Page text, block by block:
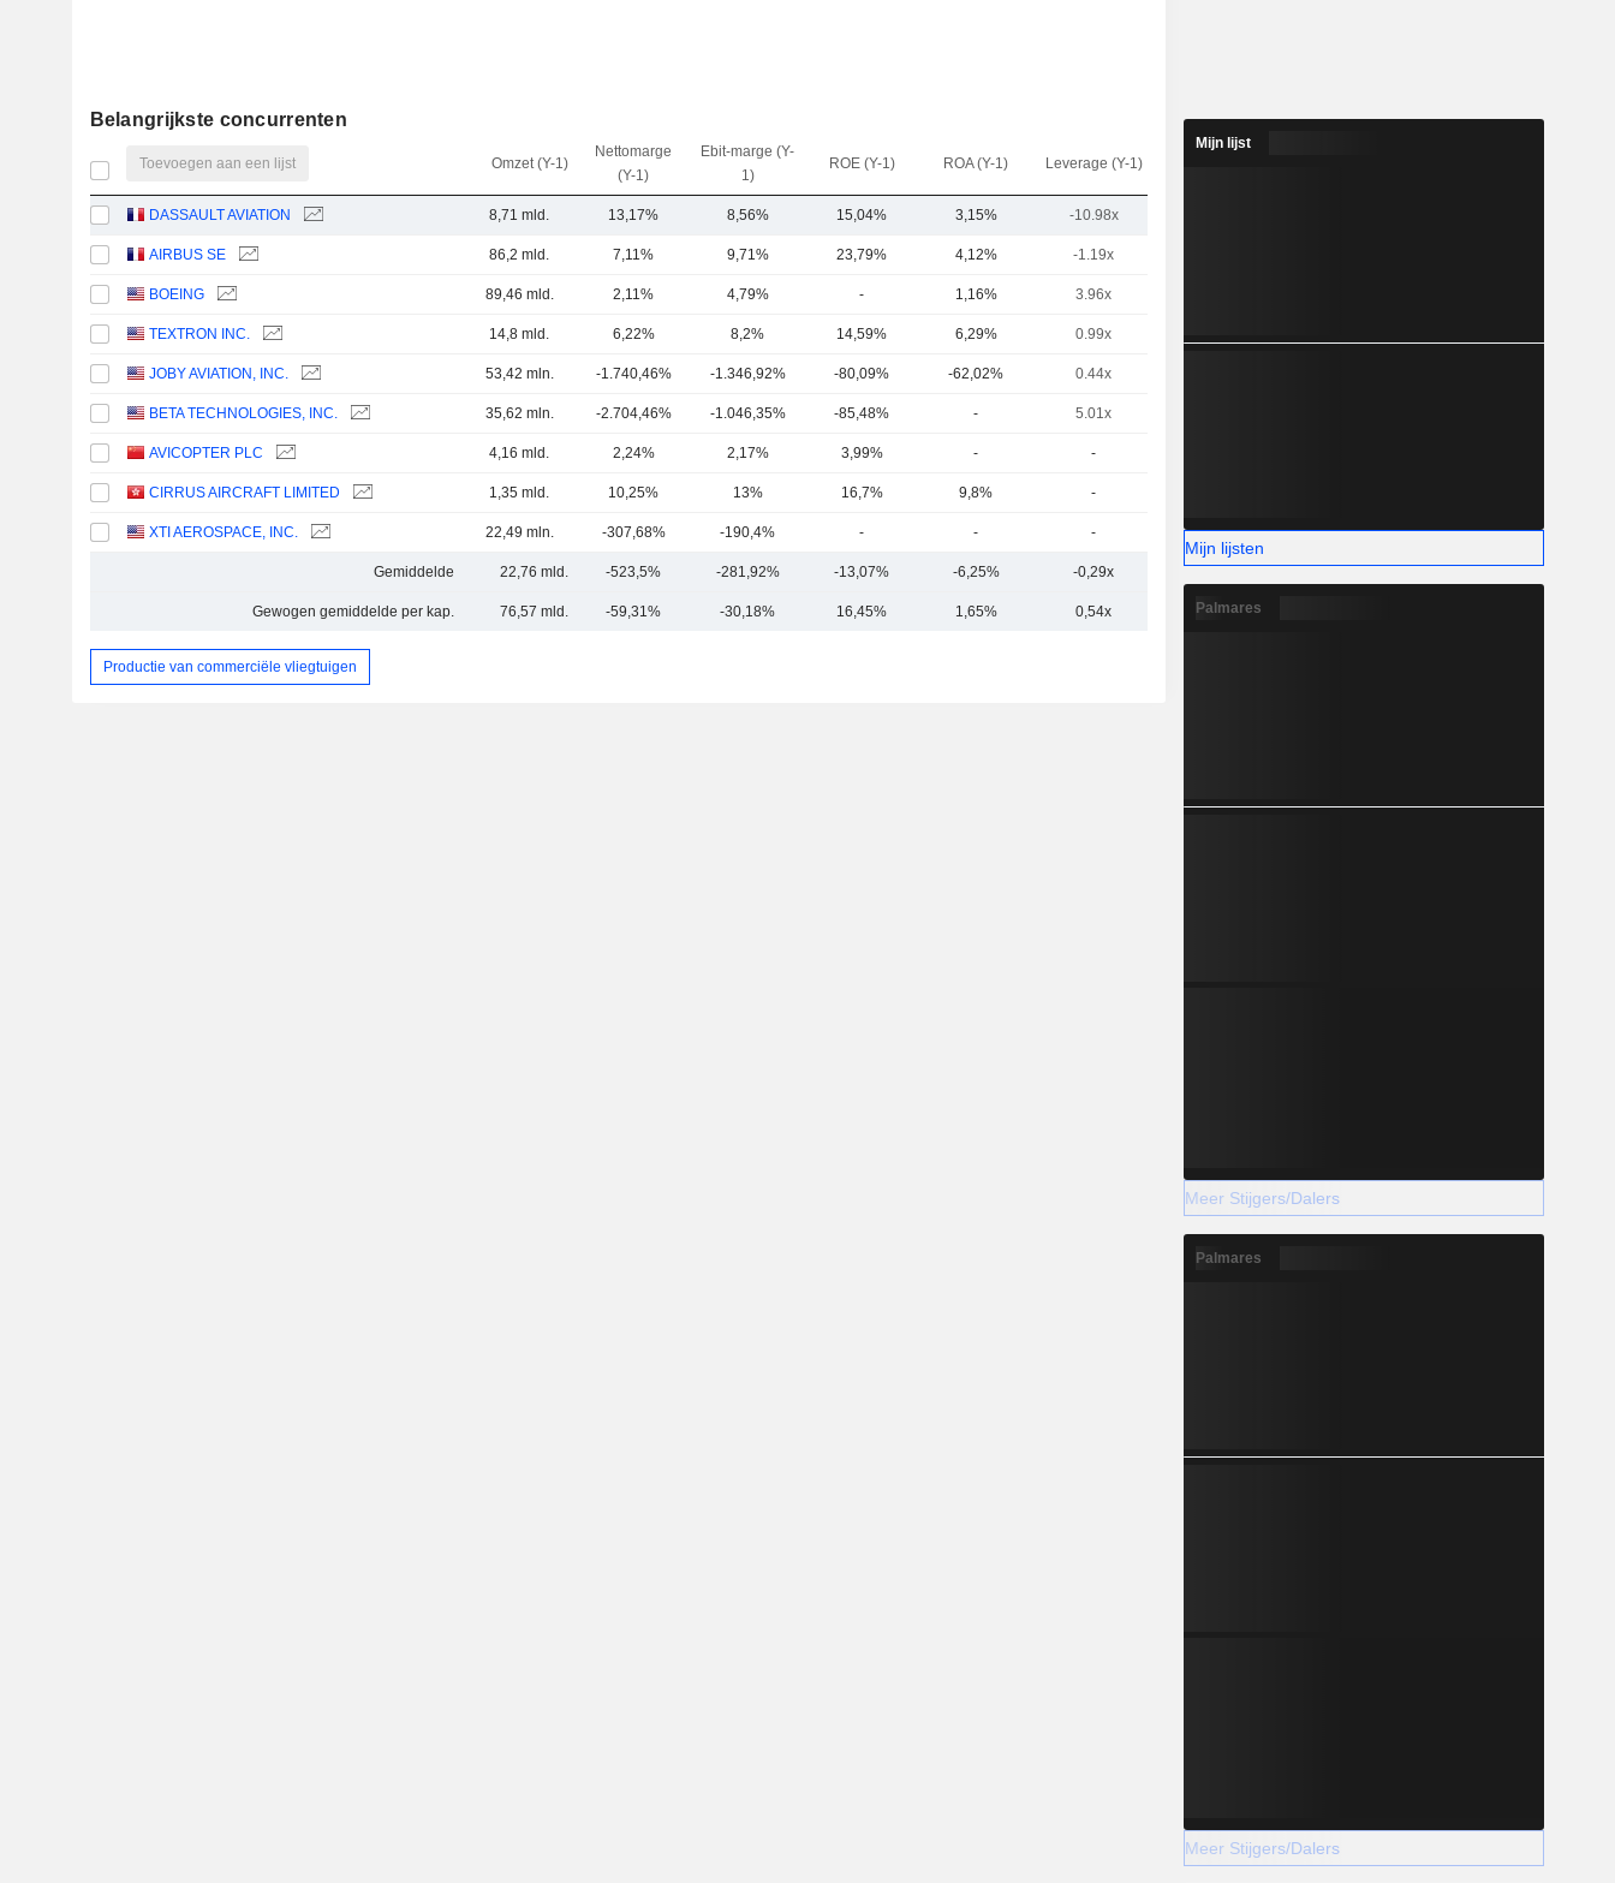
Belangrijkste concurrenten
Toevoegen aan een lijst Omzet (Y-1)
Nettomarge
(Y-1)
Ebit-marge (Y-
1)
ROE (Y-1) ROA (Y-1) Leverage (Y-1)
DASSAULT AVIATION 8,71 mld. 13,17% 8,56% 15,04% 3,15% -10.98x
AIRBUS SE 86,2 mld. 7,11% 9,71% 23,79% 4,12% -1.19x
BOEING 89,46 mld. 2,11% 4,79% - 1,16% 3.96x
TEXTRON INC. 14,8 mld. 6,22% 8,2% 14,59% 6,29% 0.99x
JOBY AVIATION, INC. 53,42 mln. -1.740,46% -1.346,92% -80,09% -62,02% 0.44x
BETA TECHNOLOGIES, INC. 35,62 mln. -2.704,46% -1.046,35% -85,48% - 5.01x
AVICOPTER PLC 4,16 mld. 2,24% 2,17% 3,99% - -
CIRRUS AIRCRAFT LIMITED 1,35 mld. 10,25% 13% 16,7% 9,8% -
XTI AEROSPACE, INC. 22,49 mln. -307,68% -190,4% - - -
Gemiddelde 22,76 mld. -523,5% -281,92% -13,07% -6,25% -0,29x
Gewogen gemiddelde per kap. 76,57 mld. -59,31% -30,18% 16,45% 1,65% 0,54x
Productie van commerciële vliegtuigen
Mijn lijst
Mijn lijsten
Palmares
Meer Stijgers/Dalers
Palmares
Meer Stijgers/Dalers